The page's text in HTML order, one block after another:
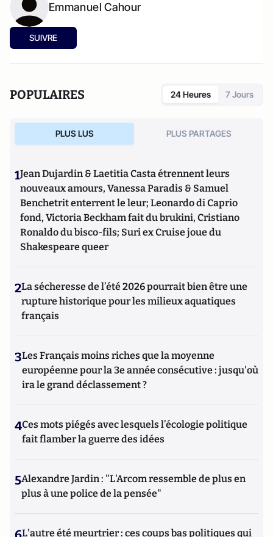
Emmanuel Cahour
SUIVRE
POPULAIRES 24 Heures 7 Jours
PLUS LUS PLUS PARTAGES
1Jean Dujardin & Laetitia Casta étrennent leurs
nouveaux amours, Vanessa Paradis & Samuel
Benchetrit enterrent le leur; Leonardo di Caprio
fond, Victoria Beckham fait du brukini, Cristiano
Ronaldo du bisco-fils; Suri ex Cruise joue du
Shakespeare queer
2La sécheresse de l’été 2026 pourrait bien être une
rupture historique pour les milieux aquatiques
français
3Les Français moins riches que la moyenne
européenne pour la 3e année consécutive : jusqu'où
ira le grand déclassement ?
4Ces mots piégés avec lesquels l’écologie politique
fait flamber la guerre des idées
5Alexandre Jardin : "L'Arcom ressemble de plus en
plus à une police de la pensée"
L'autre été meurtrier : ces coups bas politiques qui